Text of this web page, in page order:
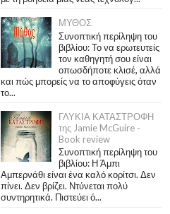
ΜΥΘΟΣ
Συνοπτική περίληψη του
βιβλίου: Το να ερωτευτείς
τον καθηγητή σου είναι
οπωσδήποτε κλισέ, αλλά
και πώς μπορείς να το αποφύγεις όταν
το...
ΓΛΥΚΙΑ ΚΑΤΑΣΤΡΟΦΗ
της Jamie McGuire -
Book review
Συνοπτική περίληψη του
βιβλίου: Η Άμπι
Αμπερνάθι είναι ένα καλό κορίτσι. Δεν
πίνει. Δεν βρίζει. Ντύνεται πολύ
συντηρητικά. Πιστεύει ό...